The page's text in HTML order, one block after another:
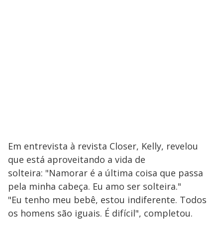
Em entrevista à revista Closer, Kelly, revelou
que está aproveitando a vida de
solteira: "Namorar é a última coisa que passa
pela minha cabeça. Eu amo ser solteira."
"Eu tenho meu bebê, estou indiferente. Todos
os homens são iguais. É difícil", completou.